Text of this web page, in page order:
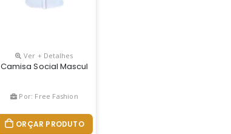
Ver + Detalhes
Camisa Social Masculina & Feminina FabricaÇÃo
Por: Free Fashion
ORÇAR PRODUTO